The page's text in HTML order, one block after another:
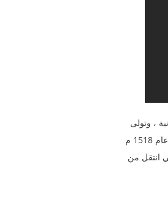
، وتولى
خير الدين بربروس القيادة للأسطول البحرية العثماني وبعد استشهاد الاخ عروج وتولىه المنصب كوالي ولاية الجزائر عام 1518 م
سليمان القانوني انتقل من